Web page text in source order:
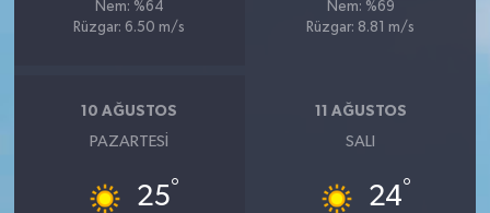
Nem: %64
Rüzgar: 6.50 m/s
Nem: %69
Rüzgar: 8.81 m/s
10 AĞUSTOS
PAZARTESI
25°
11 AĞUSTOS
SALI
24°